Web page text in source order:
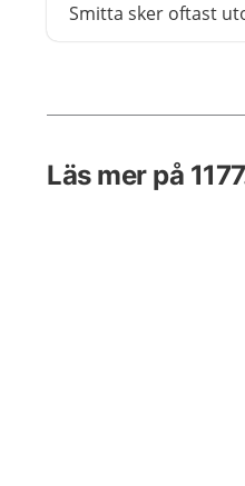
Smitta sker oftast
kroppen efter ett
Läs mer på